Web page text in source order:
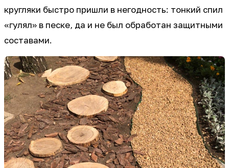
кругляки быстро пришли в негодность: тонкий спил
«гулял» в песке, да и не был обработан защитными
составами.